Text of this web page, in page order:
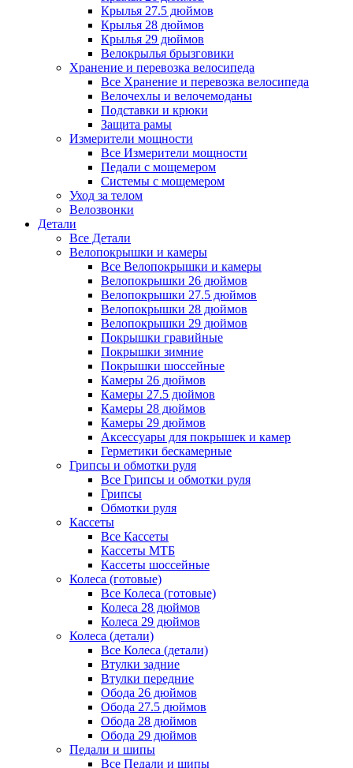
Крылья 27.5 дюймов
Крылья 28 дюймов
Крылья 29 дюймов
Велокрылья брызговики
Хранение и перевозка велосипеда
Все Хранение и перевозка велосипеда
Велочехлы и велочемоданы
Подставки и крюки
Защита рамы
Измерители мощности
Все Измерители мощности
Педали с мощемером
Системы с мощемером
Уход за телом
Велозвонки
Детали
Все Детали
Велопокрышки и камеры
Все Велопокрышки и камеры
Велопокрышки 26 дюймов
Велопокрышки 27.5 дюймов
Велопокрышки 28 дюймов
Велопокрышки 29 дюймов
Покрышки гравийные
Покрышки зимние
Покрышки шоссейные
Камеры 26 дюймов
Камеры 27.5 дюймов
Камеры 28 дюймов
Камеры 29 дюймов
Аксессуары для покрышек и камер
Герметики бескамерные
Грипсы и обмотки руля
Все Грипсы и обмотки руля
Грипсы
Обмотки руля
Кассеты
Все Кассеты
Кассеты МТБ
Кассеты шоссейные
Колеса (готовые)
Все Колеса (готовые)
Колеса 28 дюймов
Колеса 29 дюймов
Колеса (детали)
Все Колеса (детали)
Втулки задние
Втулки передние
Обода 26 дюймов
Обода 27.5 дюймов
Обода 28 дюймов
Обода 29 дюймов
Педали и шипы
Все Педали и шипы